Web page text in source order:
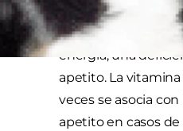
metabolismo y
cruciales para
energía, una
apetito. La vitamina
veces se asocia
apetito en casos